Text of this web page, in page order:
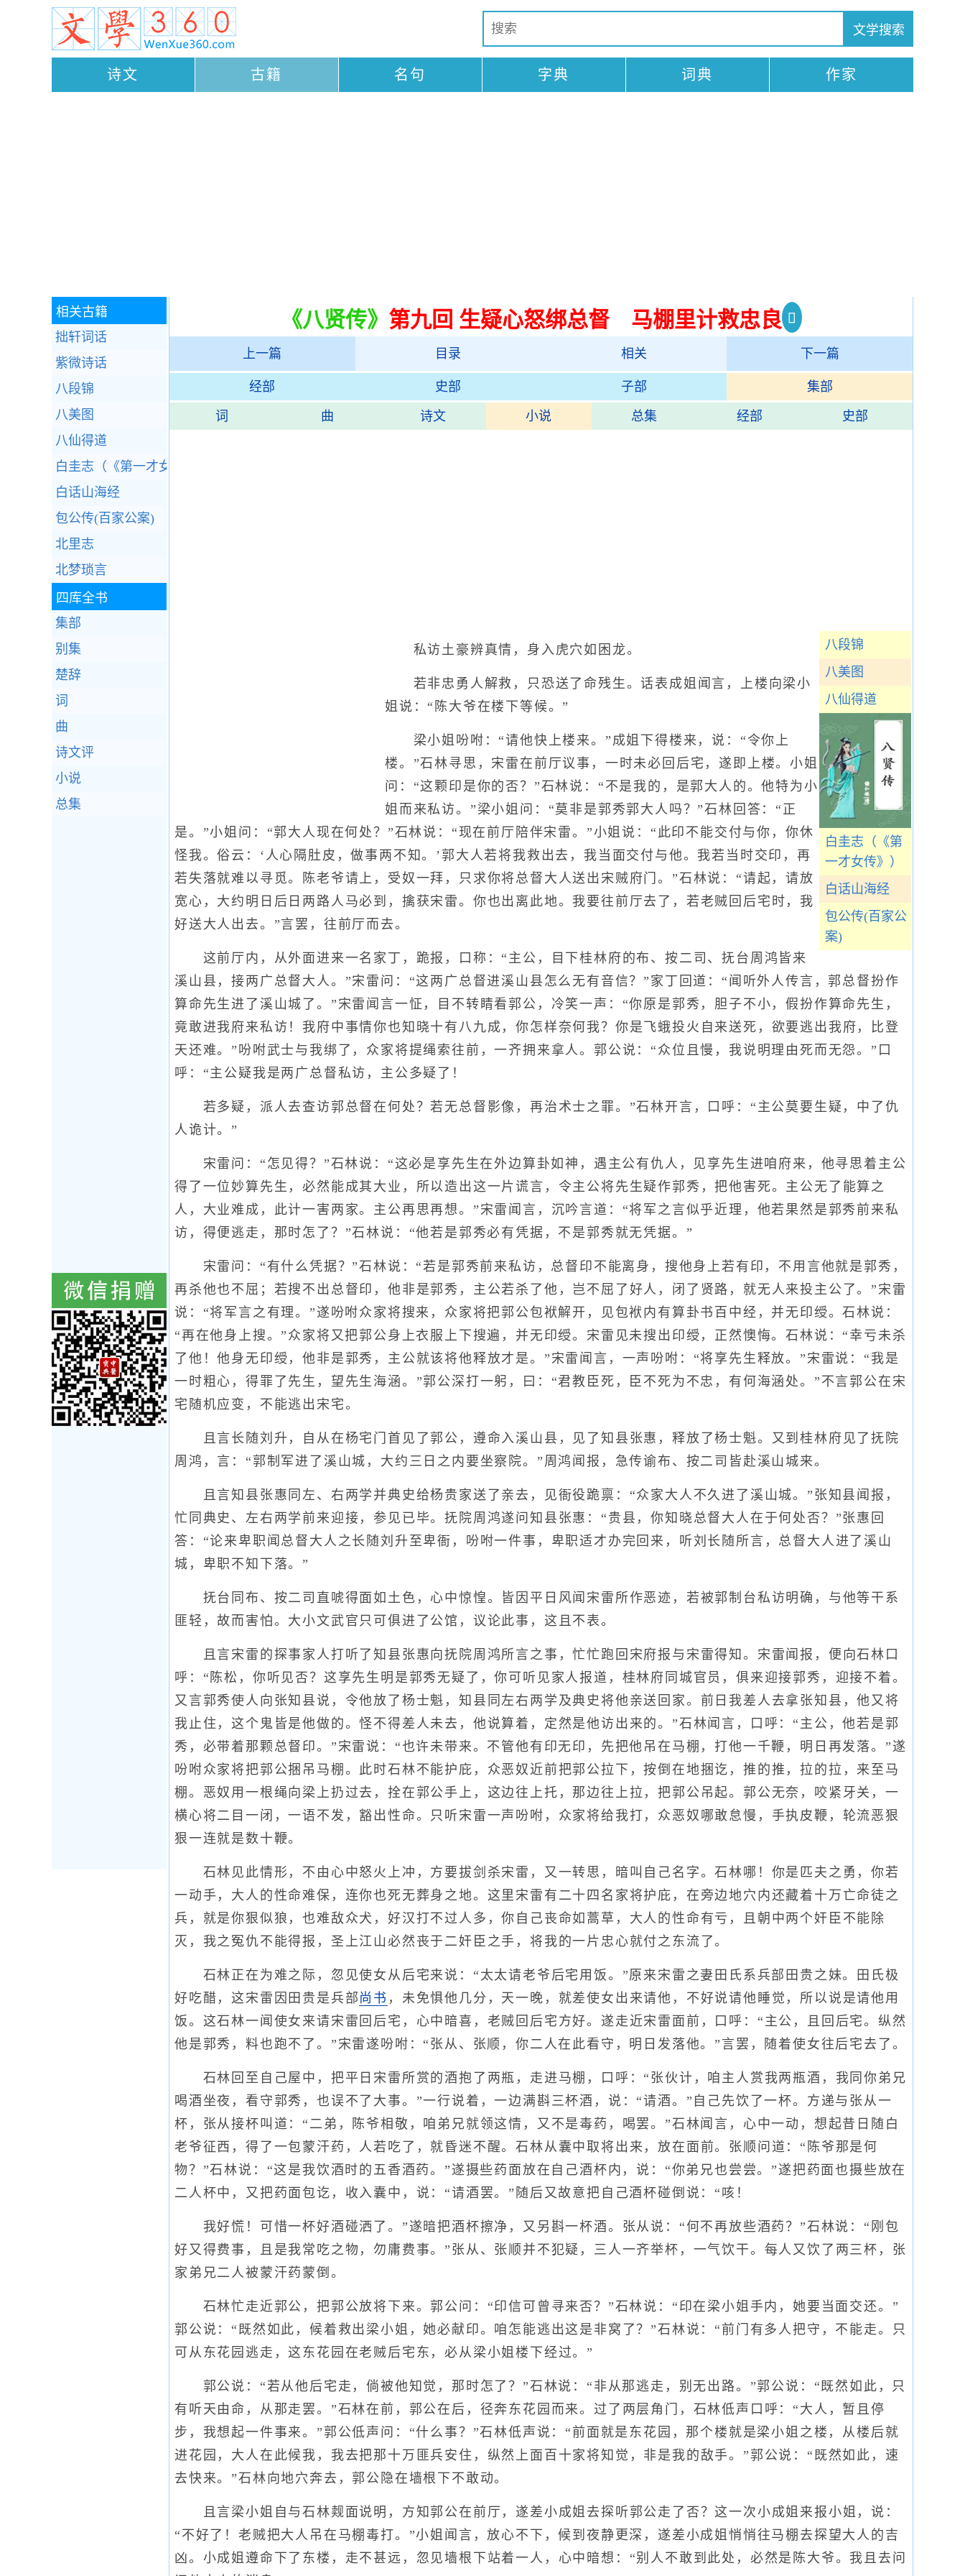
诗文 古籍 名句 字典 词典 作家
《八贤传》 第九回 生疑心怒绑总督 马棚里计救忠良
上一篇 目录 相关 下一篇
经部 史部 子部 集部
词 曲 诗文 小说 总集 经部 史部
八段锦
八美图
八仙得道
白圭志（《第
一才女传》）
白话山海经
包公传(百家公
案)
私访土豪辨真情，身入虎穴如困龙。
若非忠勇人解救，只恐送了命残生。话表成姐闻言，上楼向梁小
姐说：“陈大爷在楼下等候。”
梁小姐吩咐：“请他快上楼来。”成姐下得楼来，说：“令你上
楼。”石林寻思，宋雷在前厅议事，一时未必回后宅，遂即上楼。小姐
问：“这颗印是你的否？”石林说：“不是我的，是郭大人的。他特为小
姐而来私访。”梁小姐问：“莫非是郭秀郭大人吗？”石林回答：“正
是。”小姐问：“郭大人现在何处？”石林说：“现在前厅陪伴宋雷。”小姐说：“此印不能交付与你，你休
怪我。俗云：‘人心隔肚皮，做事两不知。’郭大人若将我救出去，我当面交付与他。我若当时交印，再
若失落就难以寻觅。陈老爷请上，受奴一拜，只求你将总督大人送出宋贼府门。”石林说：“请起，请放
宽心，大约明日后日两路人马必到，擒获宋雷。你也出离此地。我要往前厅去了，若老贼回后宅时，我
好送大人出去。”言罢，往前厅而去。
这前厅内，从外面进来一名家丁，跪报，口称：“主公，目下桂林府的布、按二司、抚台周鸿皆来
溪山县，接两广总督大人。”宋雷问：“这两广总督进溪山县怎么无有音信？”家丁回道：“闻听外人传言，郭总督扮作
算命先生进了溪山城了。”宋雷闻言一怔，目不转睛看郭公，冷笑一声：“你原是郭秀，胆子不小，假扮作算命先生，
竟敢进我府来私访！我府中事情你也知晓十有八九成，你怎样奈何我？你是飞蛾投火自来送死，欲要逃出我府，比登
天还难。”吩咐武士与我绑了，众家将提绳索往前，一齐拥来拿人。郭公说：“众位且慢，我说明理由死而无怨。”口
呼：“主公疑我是两广总督私访，主公多疑了！
若多疑，派人去查访郭总督在何处？若无总督影像，再治术士之罪。”石林开言，口呼：“主公莫要生疑，中了仇
人诡计。”
宋雷问：“怎见得？”石林说：“这必是享先生在外边算卦如神，遇主公有仇人，见享先生进咱府来，他寻思着主公
得了一位妙算先生，必然能成其大业，所以造出这一片谎言，令主公将先生疑作郭秀，把他害死。主公无了能算之
人，大业难成，此计一害两家。主公再思再想。”宋雷闻言，沉吟言道：“将军之言似乎近理，他若果然是郭秀前来私
访，得便逃走，那时怎了？”石林说：“他若是郭秀必有凭据，不是郭秀就无凭据。”
宋雷问：“有什么凭据？”石林说：“若是郭秀前来私访，总督印不能离身，搜他身上若有印，不用言他就是郭秀，
再杀他也不屈；若搜不出总督印，他非是郭秀，主公若杀了他，岂不屈了好人，闭了贤路，就无人来投主公了。”宋雷
说：“将军言之有理。”遂吩咐众家将搜来，众家将把郭公包袱解开，见包袱内有算卦书百中经，并无印绶。石林说：
“再在他身上搜。”众家将又把郭公身上衣服上下搜遍，并无印绶。宋雷见未搜出印绶，正然懊悔。石林说：“幸亏未杀
了他！他身无印绶，他非是郭秀，主公就该将他释放才是。”宋雷闻言，一声吩咐：“将享先生释放。”宋雷说：“我是
一时粗心，得罪了先生，望先生海涵。”郭公深打一躬，曰：“君教臣死，臣不死为不忠，有何海涵处。”不言郭公在宋
宅随机应变，不能逃出宋宅。
且言长随刘升，自从在杨宅门首见了郭公，遵命入溪山县，见了知县张惠，释放了杨士魁。又到桂林府见了抚院
周鸿，言：“郭制军进了溪山城，大约三日之内要坐察院。”周鸿闻报，急传谕布、按二司皆赴溪山城来。
且言知县张惠同左、右两学并典史给杨贵家送了亲去，见衙役跪禀：“众家大人不久进了溪山城。”张知县闻报，
忙同典史、左右两学前来迎接，参见已毕。抚院周鸿遂问知县张惠：“贵县，你知晓总督大人在于何处否？”张惠回
答：“论来卑职闻总督大人之长随刘升至卑衙，吩咐一件事，卑职适才办完回来，听刘长随所言，总督大人进了溪山
城，卑职不知下落。”
抚台同布、按二司直唬得面如土色，心中惊惶。皆因平日风闻宋雷所作恶迹，若被郭制台私访明确，与他等干系
匪轻，故而害怕。大小文武官只可俱进了公馆，议论此事，这且不表。
且言宋雷的探事家人打听了知县张惠向抚院周鸿所言之事，忙忙跑回宋府报与宋雷得知。宋雷闻报，便向石林口
呼：“陈松，你听见否？这享先生明是郭秀无疑了，你可听见家人报道，桂林府同城官员，俱来迎接郭秀，迎接不着。
又言郭秀使人向张知县说，令他放了杨士魁，知县同左右两学及典史将他亲送回家。前日我差人去拿张知县，他又将
我止住，这个鬼皆是他做的。怪不得差人未去，他说算着，定然是他访出来的。”石林闻言，口呼：“主公，他若是郭
秀，必带着那颗总督印。”宋雷说：“也许未带来。不管他有印无印，先把他吊在马棚，打他一千鞭，明日再发落。”遂
吩咐众家将把郭公捆吊马棚。此时石林不能护庇，众恶奴近前把郭公拉下，按倒在地捆讫，推的推，拉的拉，来至马
棚。恶奴用一根绳向梁上扔过去，拴在郭公手上，这边往上托，那边往上拉，把郭公吊起。郭公无奈，咬紧牙关，一
横心将二目一闭，一语不发，豁出性命。只听宋雷一声吩咐，众家将给我打，众恶奴哪敢怠慢，手执皮鞭，轮流恶狠
狠一连就是数十鞭。
石林见此情形，不由心中怒火上冲，方要拔剑杀宋雷，又一转思，暗叫自己名字。石林哪！你是匹夫之勇，你若
一动手，大人的性命难保，连你也死无葬身之地。这里宋雷有二十四名家将护庇，在旁边地穴内还藏着十万亡命徒之
兵，就是你狠似狼，也难敌众犬，好汉打不过人多，你自己丧命如蒿草，大人的性命有亏，且朝中两个奸臣不能除
灭，我之冤仇不能得报，圣上江山必然丧于二奸臣之手，将我的一片忠心就付之东流了。
石林正在为难之际，忽见使女从后宅来说：“太太请老爷后宅用饭。”原来宋雷之妻田氏系兵部田贵之妹。田氏极
好吃醋，这宋雷因田贵是兵部 尚书 ，未免惧他几分，天一晚，就差使女出来请他，不好说请他睡觉，所以说是请他用
饭。这石林一闻使女来请宋雷回后宅，心中暗喜，老贼回后宅方好。遂走近宋雷面前，口呼：“主公，且回后宅。纵然
他是郭秀，料也跑不了。”宋雷遂吩咐：“张从、张顺，你二人在此看守，明日发落他。”言罢，随着使女往后宅去了。
石林回至自己屋中，把平日宋雷所赏的酒抱了两瓶，走进马棚，口呼：“张伙计，咱主人赏我两瓶酒，我同你弟兄
喝酒坐夜，看守郭秀，也误不了大事。”一行说着，一边满斟三杯酒，说：“请酒。”自己先饮了一杯。方递与张从一
杯，张从接杯叫道：“二弟，陈爷相敬，咱弟兄就领这情，又不是毒药，喝罢。”石林闻言，心中一动，想起昔日随白
老爷征西，得了一包蒙汗药，人若吃了，就昏迷不醒。石林从囊中取将出来，放在面前。张顺问道：“陈爷那是何
物？”石林说：“这是我饮酒时的五香酒药。”遂摄些药面放在自己酒杯内，说：“你弟兄也尝尝。”遂把药面也摄些放在
二人杯中，又把药面包讫，收入囊中，说：“请酒罢。”随后又故意把自己酒杯碰倒说：“咳！
我好慌！可惜一杯好酒碰洒了。”遂暗把酒杯擦净，又另斟一杯酒。张从说：“何不再放些酒药？”石林说：“刚包
好又得费事，且是我常吃之物，勿庸费事。”张从、张顺并不犯疑，三人一齐举杯，一气饮干。每人又饮了两三杯，张
家弟兄二人被蒙汗药蒙倒。
石林忙走近郭公，把郭公放将下来。郭公问：“印信可曾寻来否？”石林说：“印在梁小姐手内，她要当面交还。”
郭公说：“既然如此，候着救出梁小姐，她必献印。咱怎能逃出这是非窝了？”石林说：“前门有多人把守，不能走。只
可从东花园逃走，这东花园在老贼后宅东，必从梁小姐楼下经过。”
郭公说：“若从他后宅走，倘被他知觉，那时怎了？”石林说：“非从那逃走，别无出路。”郭公说：“既然如此，只
有听天由命，从那走罢。”石林在前，郭公在后，径奔东花园而来。过了两层角门，石林低声口呼：“大人，暂且停
步，我想起一件事来。”郭公低声问：“什么事？”石林低声说：“前面就是东花园，那个楼就是梁小姐之楼，从楼后就
进花园，大人在此候我，我去把那十万匪兵安住，纵然上面百十家将知觉，非是我的敌手。”郭公说：“既然如此，速
去快来。”石林向地穴奔去，郭公隐在墙根下不敢动。
且言梁小姐自与石林觌面说明，方知郭公在前厅，遂差小成姐去探听郭公走了否？这一次小成姐来报小姐，说：
“不好了！老贼把大人吊在马棚毒打。”小姐闻言，放心不下，候到夜静更深，遂差小成姐悄悄往马棚去探望大人的吉
凶。小成姐遵命下了东楼，走不甚远，忽见墙根下站着一人，心中暗想：“别人不敢到此处，必然是陈大爷。我且去问
相关古籍
拙轩词话
紫微诗话
八段锦
八美图
八仙得道
白圭志（《第一才女传》）
白话山海经
包公传(百家公案)
北里志
北梦琐言
四库全书
集部
别集
楚辞
词
曲
诗文评
小说
总集